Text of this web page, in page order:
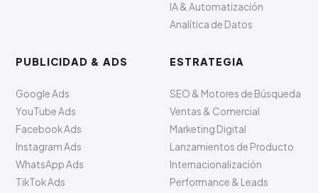
IA & Automatización
Analítica de Datos
PUBLICIDAD & ADS
Google Ads
YouTube Ads
Facebook Ads
Instagram Ads
WhatsApp Ads
TikTok Ads
ESTRATEGIA
SEO & Motores de Búsqueda
Ventas & Comercial
Marketing Digital
Lanzamientos de Producto
Internacionalización
Performance & Leads